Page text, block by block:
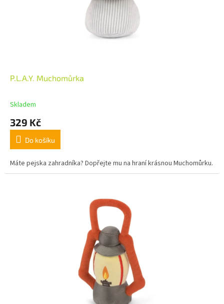
P.L.A.Y. Muchomůrka
Skladem
329 Kč
Do košíku
Máte pejska zahradníka? Dopřejte mu na hraní krásnou Muchomůrku.